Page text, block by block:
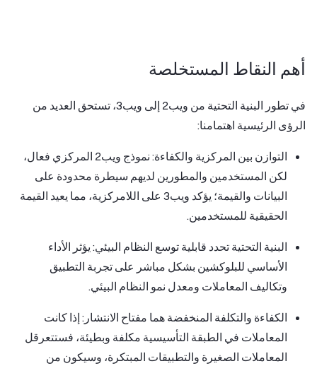
أهم النقاط المستخلصة
في تطور البنية التحتية من ويب2 إلى ويب3، تستحق العديد من
الرؤى الرئيسية اهتمامنا:
التوازن بين المركزية والكفاءة: نموذج ويب2 المركزي فعال،
لكن المستخدمين والمطورين لديهم سيطرة محدودة على
البيانات والقيمة؛ يؤكد ويب3 على اللامركزية، مما يعيد القيمة
الحقيقية للمستخدمين.
البنية التحتية تحدد قابلية توسع النظام البيئي: يؤثر الأداء
الأساسي للبلوكشين بشكل مباشر على تجربة التطبيق
وتكاليف المعاملات ومعدل نمو النظام البيئي.
الكفاءة والتكلفة المنخفضة هما مفتاح الانتشار: إذا كانت
المعاملات في الطبقة التأسيسية مكلفة وبطيئة، فستتعرقل
المعاملات الصغيرة والتطبيقات المبتكرة، وسيكون من